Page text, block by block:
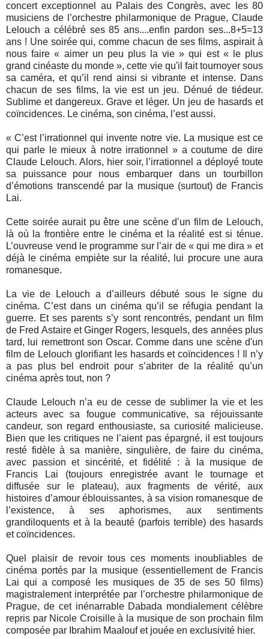
concert exceptionnel au Palais des Congrès, avec les 80
musiciens de l’orchestre philarmonique de Prague, Claude
Lelouch a célébré ses 85 ans....enfin pardon ses...8+5=13
ans ! Une soirée qui, comme chacun de ses films, aspirait à
nous faire « aimer un peu plus la vie » qui est « le plus
grand cinéaste du monde », cette vie qu'il fait tournoyer sous
sa caméra, et qu’il rend ainsi si vibrante et intense. Dans
chacun de ses films, la vie est un jeu. Dénué de tiédeur.
Sublime et dangereux. Grave et léger. Un jeu de hasards et
coïncidences. Le cinéma, son cinéma, l’est aussi.
« C’est l’irrationnel qui invente notre vie. La musique est ce
qui parle le mieux à notre irrationnel » a coutume de dire
Claude Lelouch. Alors, hier soir, l’irrationnel a déployé toute
sa puissance pour nous embarquer dans un tourbillon
d’émotions transcendé par la musique (surtout) de Francis
Lai.
Cette soirée aurait pu être une scène d’un film de Lelouch,
là où la frontière entre le cinéma et la réalité est si ténue.
L’ouvreuse vend le programme sur l’air de « qui me dira » et
déjà le cinéma empiète sur la réalité, lui procure une aura
romanesque.
La vie de Lelouch a d’ailleurs débuté sous le signe du
cinéma. C’est dans un cinéma qu’il se réfugia pendant la
guerre. Et ses parents s’y sont rencontrés, pendant un film
de Fred Astaire et Ginger Rogers, lesquels, des années plus
tard, lui remettront son Oscar. Comme dans une scène d'un
film de Lelouch glorifiant les hasards et coïncidences ! Il n’y
a pas plus bel endroit pour s’abriter de la réalité qu’un
cinéma après tout, non ?
Claude Lelouch n’a eu de cesse de sublimer la vie et les
acteurs avec sa fougue communicative, sa réjouissante
candeur, son regard enthousiaste, sa curiosité malicieuse.
Bien que les critiques ne l’aient pas épargné, il est toujours
resté fidèle à sa manière, singulière, de faire du cinéma,
avec passion et sincérité, et fidélité : à la musique de
Francis Lai (toujours enregistrée avant le tournage et
diffusée sur le plateau), aux fragments de vérité, aux
histoires d’amour éblouissantes, à sa vision romanesque de
l’existence, à ses aphorismes, aux sentiments
grandiloquents et à la beauté (parfois terrible) des hasards
et coïncidences.
Quel plaisir de revoir tous ces moments inoubliables de
cinéma portés par la musique (essentiellement de Francis
Lai qui a composé les musiques de 35 de ses 50 films)
magistralement interprétée par l’orchestre philarmonique de
Prague, de cet inénarrable Dabada mondialement célèbre
repris par Nicole Croisille à la musique de son prochain film
composée par Ibrahim Maalouf et jouée en exclusivité hier.